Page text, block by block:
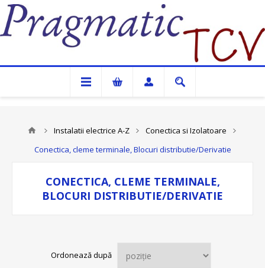
Pragmatic TCV
Instalatii electrice A-Z
Conectica si Izolatoare
Conectica, cleme terminale, Blocuri distributie/Derivatie
CONECTICA, CLEME TERMINALE,
BLOCURI DISTRIBUTIE/DERIVATIE
Ordonează după